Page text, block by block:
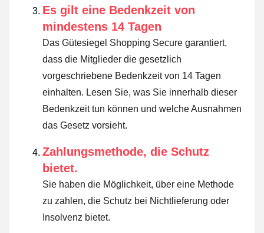
Es gilt eine Bedenkzeit von
mindestens 14 Tagen
Das Gütesiegel Shopping Secure garantiert,
dass die Mitglieder die gesetzlich
vorgeschriebene Bedenkzeit von 14 Tagen
einhalten. Lesen Sie, was Sie innerhalb dieser
Bedenkzeit tun können und welche Ausnahmen
das Gesetz vorsieht.
Zahlungsmethode, die Schutz
bietet.
Sie haben die Möglichkeit, über eine Methode
zu zahlen, die Schutz bei Nichtlieferung oder
Insolvenz bietet.